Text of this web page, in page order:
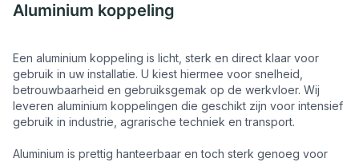
Aluminium koppeling
Een aluminium koppeling is licht, sterk en direct klaar voor
gebruik in uw installatie. U kiest hiermee voor snelheid,
betrouwbaarheid en gebruiksgemak op de werkvloer. Wij
leveren aluminium koppelingen die geschikt zijn voor intensief
gebruik in industrie, agrarische techniek en transport.
Aluminium is prettig hanteerbaar en toch sterk genoeg voor